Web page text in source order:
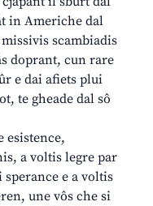
in Americhe dal
scambiadis
doprant, cun rare
e dai afiets plui
te gheade dal sô
esistence,
a voltis legre par
e a voltis
une vôs che si